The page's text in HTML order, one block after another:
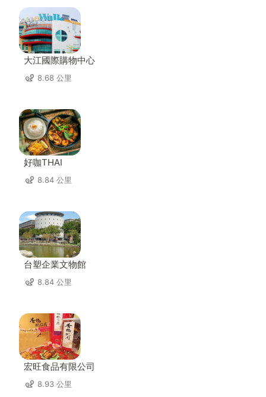
大江國際購物中心
8.68 公里
好咖THAI
8.84 公里
台塑企業文物館
8.84 公里
宏旺食品有限公司
8.93 公里